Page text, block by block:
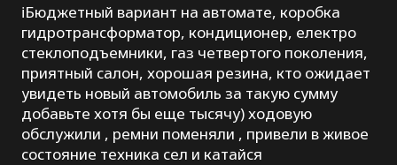
ℹ️Бюджетный вариант на автомате, коробка
гидротрансформатор, кондиционер, електро
стеклоподъемники, газ четвертого поколения,
приятный салон, хорошая резина, кто ожидает
увидеть новый автомобиль за такую сумму
добавьте хотя бы еще тысячу) ходовую
обслужили , ремни поменяли , привели в живое
состояние техника сел и катайся